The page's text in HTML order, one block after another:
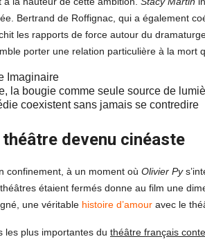
Bertrand de Roffignac, qui a également
les rapports de force autour du
porter une relation particulière à la mort
la bougie comme seule source de
coexistent sans jamais se contredire
devenu cinéaste
confinement, à un moment où Olivier Py
étaient fermés donne au film une
une véritable histoire d’amour avec le
les plus importantes du théâtre français